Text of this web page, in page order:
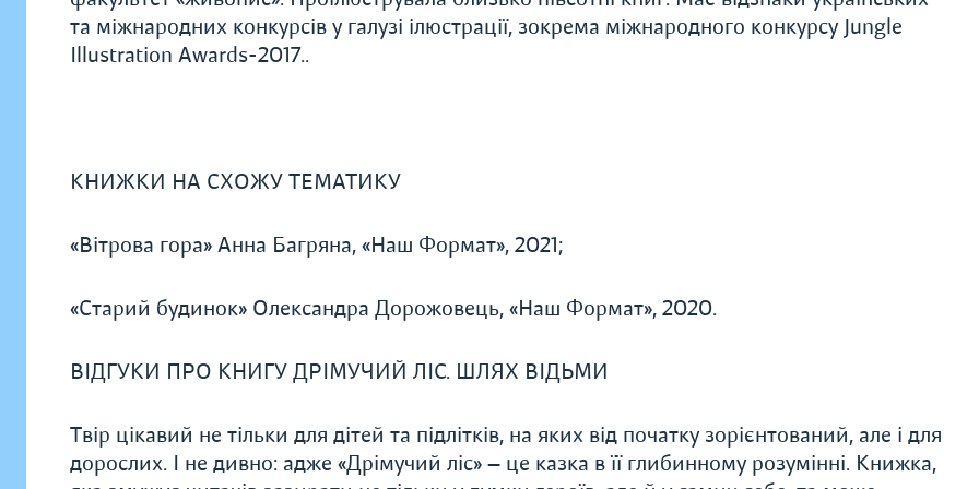
та міжнародних конкурсів у галузі ілюстрації, зокрема міжнародного конкурсу Jungle
Illustration Awards-2017..
КНИЖКИ НА СХОЖУ ТЕМАТИКУ
«Вітрова гора» Анна Багряна, «Наш Формат», 2021;
«Старий будинок» Олександра Дорожовець, «Наш Формат», 2020.
ВІДГУКИ ПРО КНИГУ ДРІМУЧИЙ ЛІС. ШЛЯХ ВІДЬМИ
Твір цікавий не тільки для дітей та підлітків, на яких від початку зорієнтований, але і для
дорослих. І не дивно: адже «Дрімучий ліс» — це казка в її глибинному розумінні. Книжка,